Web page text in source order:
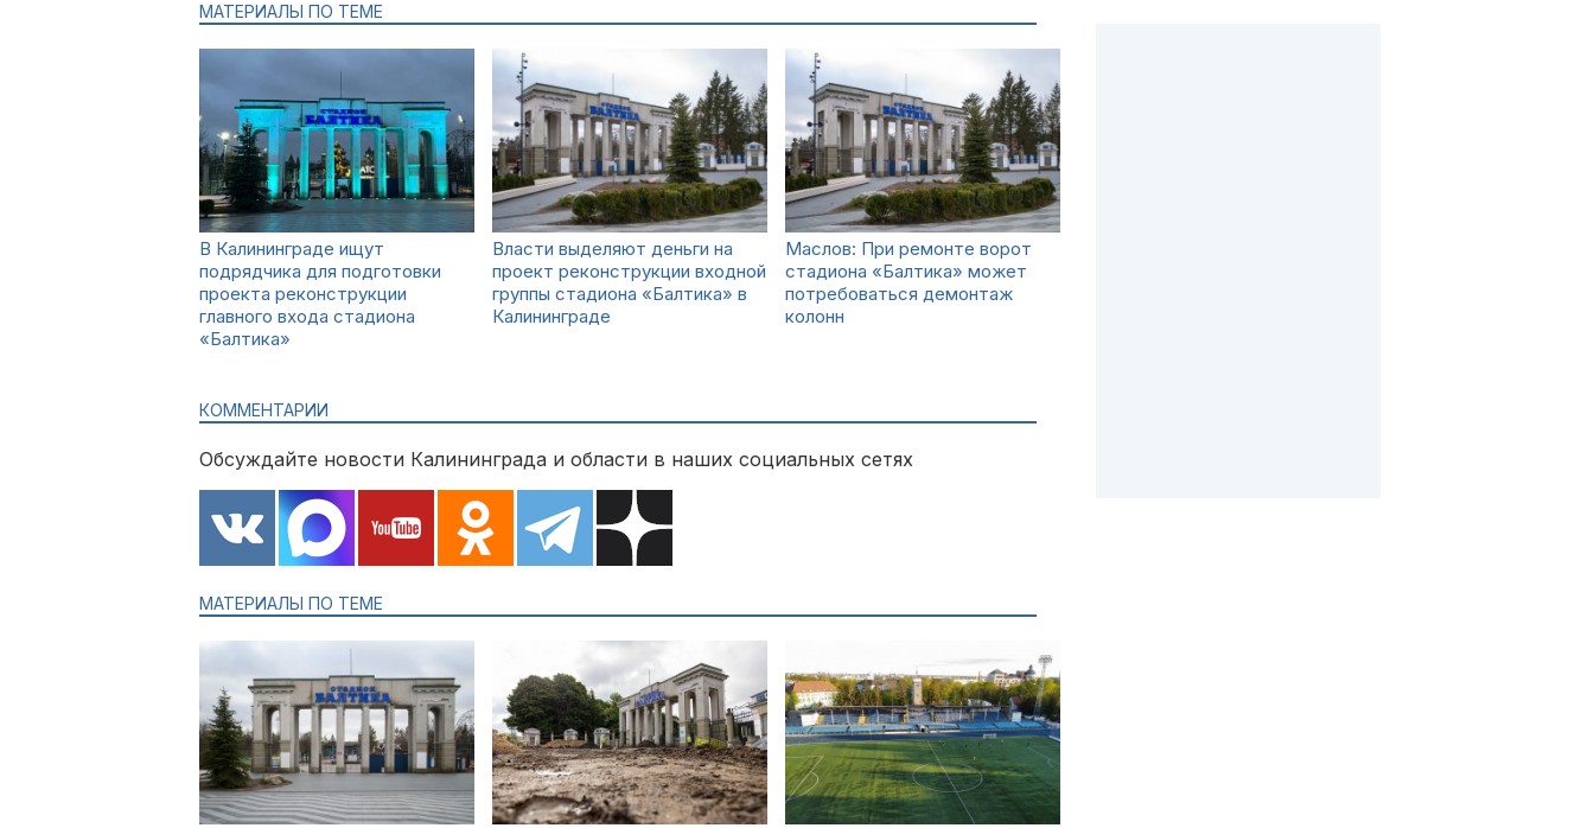
МАТЕРИАЛЫ ПО ТЕМЕ
В Калининграде ищут
подрядчика для подготовки
проекта реконструкции
главного входа стадиона
«Балтика»
Власти выделяют деньги на
проект реконструкции входной
группы стадиона «Балтика» в
Калининграде
Маслов: При ремонте ворот
стадиона «Балтика» может
потребоваться демонтаж
колонн
КОММЕНТАРИИ
Обсуждайте новости Калининграда и области в наших социальных сетях
МАТЕРИАЛЫ ПО ТЕМЕ